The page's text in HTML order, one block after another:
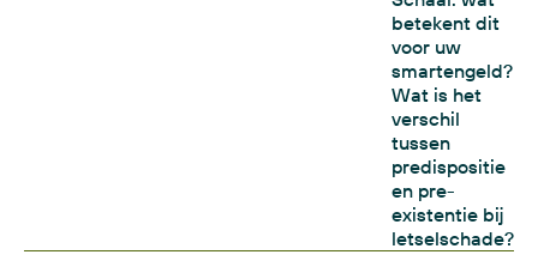
betekent dit
voor uw
smartengeld?
Wat is het
verschil
tussen
predispositie
en pre-
existentie bij
letselschade?